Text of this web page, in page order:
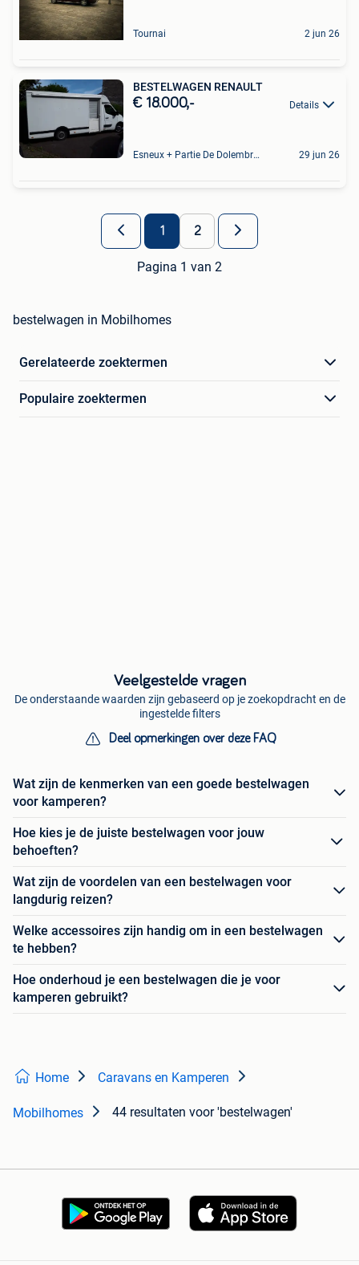
Tournai 2 jun 26
BESTELWAGEN RENAULT
€ 18.000,- Details
Esneux + Partie De Dolembreux 29 jun 26
1 2
Pagina 1 van 2
bestelwagen in Mobilhomes
Gerelateerde zoektermen
Populaire zoektermen
Veelgestelde vragen
De onderstaande waarden zijn gebaseerd op je zoekopdracht en de
ingestelde filters
Deel opmerkingen over deze FAQ
Wat zijn de kenmerken van een goede bestelwagen
voor kamperen?
Hoe kies je de juiste bestelwagen voor jouw
behoeften?
Wat zijn de voordelen van een bestelwagen voor
langdurig reizen?
Welke accessoires zijn handig om in een bestelwagen
te hebben?
Hoe onderhoud je een bestelwagen die je voor
kamperen gebruikt?
Home Caravans en Kamperen
Mobilhomes 44 resultaten voor 'bestelwagen'